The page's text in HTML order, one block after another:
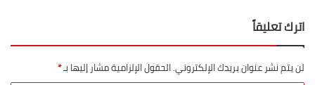
كما تميز الموسم بحضور وفد رسمي مهم، يتقدمه الكاتب العام
لعمالة الفقيه بن صالح، ورئيس قسم الشؤون الداخلية، والقائد
اترك تعليقاً
لن يتم نشر عنوان بريدك الإلكتروني.الحقول الإلزامية مشار إليها بـ*